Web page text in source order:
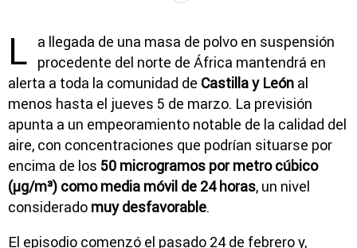
L
a llegada de una masa de polvo en suspensión
procedente del norte de África mantendrá en
alerta a toda la comunidad de Castilla y León al
menos hasta el jueves 5 de marzo. La previsión
apunta a un empeoramiento notable de la calidad del
aire, con concentraciones que podrían situarse por
encima de los 50 microgramos por metro cúbico
(μg/m³) como media móvil de 24 horas, un nivel
considerado muy desfavorable.
El episodio comenzó el pasado 24 de febrero y,